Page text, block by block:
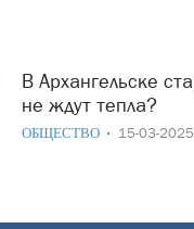
В Архангельске стартовал ямочный ремонт дорог: почему
не ждут тепла?
ОБЩЕСТВО 15-03-2025